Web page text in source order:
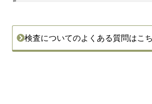
検査についてのよくある質問はこ